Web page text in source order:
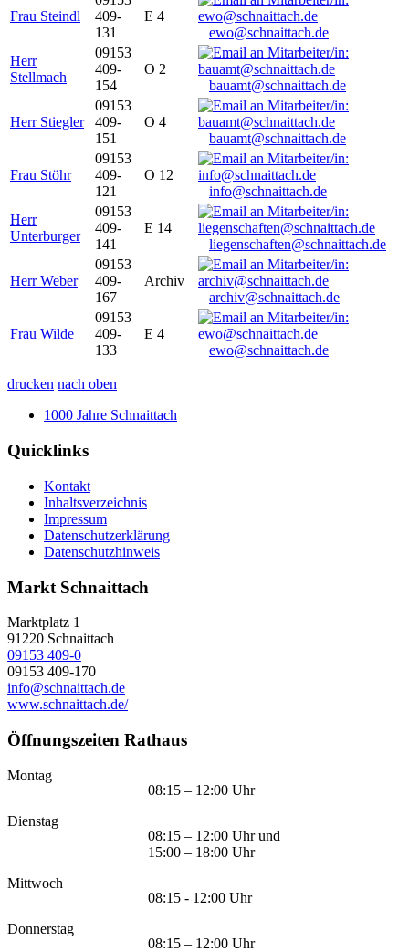
Frau Steindl
409-
131
E 4
ewo@schnaittach.de
Herr
Stellmach
09153
409-
154
O 2
bauamt@schnaittach.de
Herr Stiegler
09153
409-
151
O 4
bauamt@schnaittach.de
Frau Stöhr
09153
409-
121
O 12
info@schnaittach.de
Herr
Unterburger
09153
409-
141
E 14
liegenschaften@schnaittach.de
Herr Weber
09153
409-
167
Archiv
archiv@schnaittach.de
Frau Wilde
09153
409-
133
E 4
ewo@schnaittach.de
drucken nach oben
1000 Jahre Schnaittach
Quicklinks
Kontakt
Inhaltsverzeichnis
Impressum
Datenschutzerklärung
Datenschutzhinweis
Markt Schnaittach
Marktplatz 1
91220 Schnaittach
09153 409-0
09153 409-170
info@schnaittach.de
www.schnaittach.de/
Öffnungszeiten Rathaus
Montag
08:15 – 12:00 Uhr
Dienstag
08:15 – 12:00 Uhr und
15:00 – 18:00 Uhr
Mittwoch
08:15 - 12:00 Uhr
Donnerstag
08:15 – 12:00 Uhr